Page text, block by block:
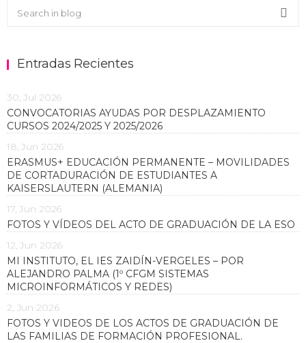
Buscar en el blog
Entradas Recientes
30, Jul 2026
CONVOCATORIAS AYUDAS POR DESPLAZAMIENTO
CURSOS 2024/2025 Y 2025/2026
18, Jun 2026
ERASMUS+ EDUCACIÓN PERMANENTE – MOVILIDADES
DE CORTADURACIÓN DE ESTUDIANTES A
KAISERSLAUTERN (ALEMANIA)
17, Jun 2026
FOTOS Y VÍDEOS DEL ACTO DE GRADUACIÓN DE LA ESO
12, Jun 2026
MI INSTITUTO, EL IES ZAIDÍN-VERGELES – POR
ALEJANDRO PALMA (1º CFGM SISTEMAS
MICROINFORMÁTICOS Y REDES)
2, Jun 2026
FOTOS Y VIDEOS DE LOS ACTOS DE GRADUACIÓN DE
LAS FAMILIAS DE FORMACIÓN PROFESIONAL.